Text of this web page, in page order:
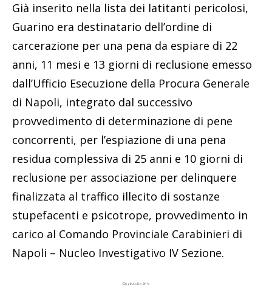
Già inserito nella lista dei latitanti pericolosi,
Guarino era destinatario dell’ordine di
carcerazione per una pena da espiare di 22
anni, 11 mesi e 13 giorni di reclusione emesso
dall’Ufficio Esecuzione della Procura Generale
di Napoli, integrato dal successivo
provvedimento di determinazione di pene
concorrenti, per l’espiazione di una pena
residua complessiva di 25 anni e 10 giorni di
reclusione per associazione per delinquere
finalizzata al traffico illecito di sostanze
stupefacenti e psicotrope, provvedimento in
carico al Comando Provinciale Carabinieri di
Napoli – Nucleo Investigativo IV Sezione.